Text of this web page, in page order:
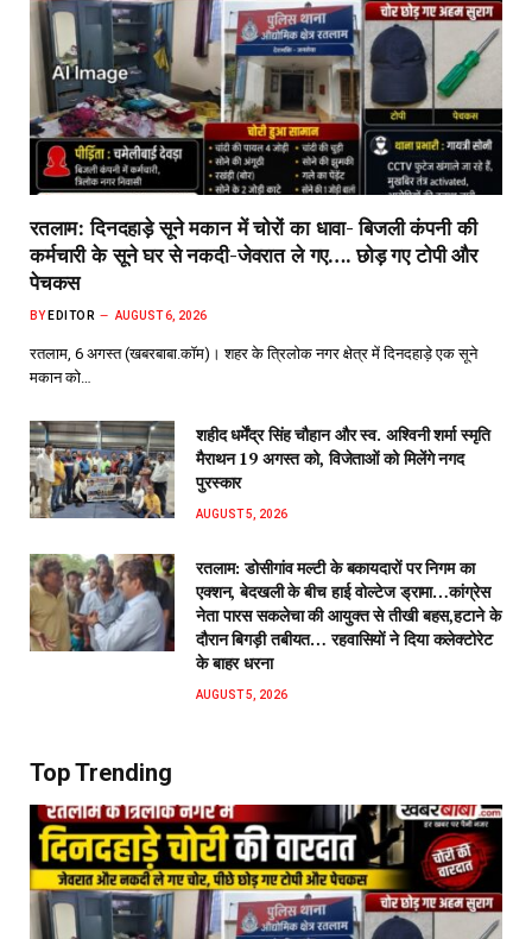
रतलाम: दिनदहाड़े सूने मकान में चोरों का धावा- बिजली कंपनी की
कर्मचारी के सूने घर से नकदी-जेवरात ले गए…. छोड़ गए टोपी और
पेचकस
BY EDITOR AUGUST 6, 2026
रतलाम, 6 अगस्त (खबरबाबा.कॉम)। शहर के त्रिलोक नगर क्षेत्र में दिनदहाड़े एक सूने
मकान को…
शहीद धर्मेंद्र सिंह चौहान और स्व. अश्विनी शर्मा स्मृति
मैराथन 19 अगस्त को, विजेताओं को मिलेंगे नगद
पुरस्कार
AUGUST 5, 2026
रतलाम: डोसीगांव मल्टी के बकायदारों पर निगम का
एक्शन, बेदखली के बीच हाई वोल्टेज ड्रामा…कांग्रेस
नेता पारस सकलेचा की आयुक्त से तीखी बहस,हटाने के
दौरान बिगड़ी तबीयत… रहवासियों ने दिया कलेक्टोरेट
के बाहर धरना
AUGUST 5, 2026
Top Trending